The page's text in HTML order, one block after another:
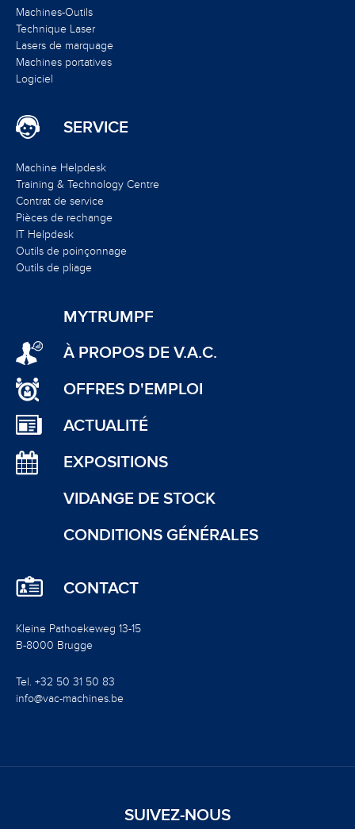
Machines-Outils
Technique Laser
Lasers de marquage
Machines portatives
Logiciel
SERVICE
Machine Helpdesk
Training & Technology Centre
Contrat de service
Pièces de rechange
IT Helpdesk
Outils de poinçonnage
Outils de pliage
MYTRUMPF
À PROPOS DE V.A.C.
OFFRES D'EMPLOI
ACTUALITÉ
EXPOSITIONS
VIDANGE DE STOCK
CONDITIONS GÉNÉRALES
CONTACT
Kleine Pathoekeweg 13-15
B-8000 Brugge
Tel. +32 50 31 50 83
info@vac-machines.be
SUIVEZ-NOUS